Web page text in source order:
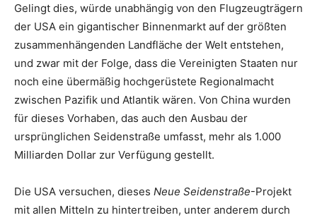
Gelingt dies, würde unabhängig von den Flugzeugträgern
der USA ein gigantischer Binnenmarkt auf der größten
zusammenhängenden Landfläche der Welt entstehen,
und zwar mit der Folge, dass die Vereinigten Staaten nur
noch eine übermäßig hochgerüstete Regionalmacht
zwischen Pazifik und Atlantik wären. Von China wurden
für dieses Vorhaben, das auch den Ausbau der
ursprünglichen Seidenstraße umfasst, mehr als 1.000
Milliarden Dollar zur Verfügung gestellt.
Die USA versuchen, dieses Neue Seidenstraße-Projekt
mit allen Mitteln zu hintertreiben, unter anderem durch